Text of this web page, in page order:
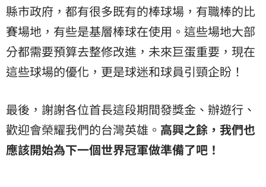
縣市政府，都有很多既有的棒球場，有職棒的比
賽場地，有些是基層棒球在使用。這些場地大部
分都需要預算去整修改進，未來巨蛋重要，現在
這些球場的優化，更是球迷和球員引頸企盼！
最後，謝謝各位首長這段期間發獎金、辦遊行、
歡迎會榮耀我們的台灣英雄。 高興之餘，我們也
應該開始為下一個世界冠軍做準備了吧！